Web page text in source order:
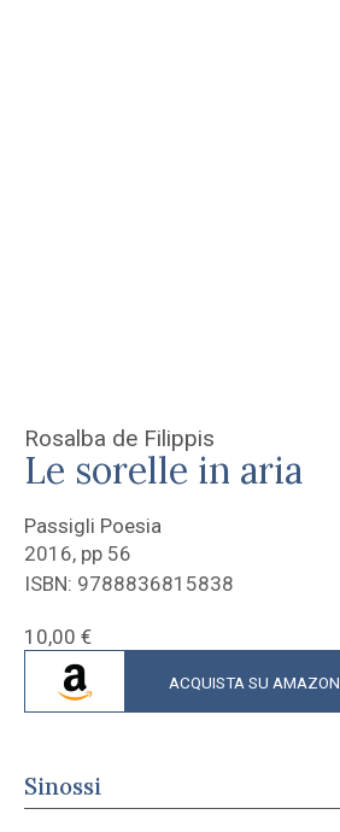
Rosalba de Filippis
Le sorelle in aria
Passigli Poesia
2016, pp 56
ISBN: 9788836815838
10,00 €
ACQUISTA SU AMAZON
Sinossi